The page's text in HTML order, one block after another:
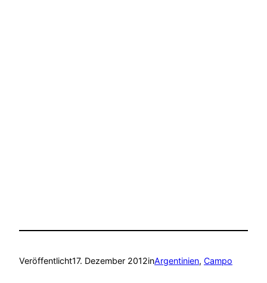
Veröffentlicht17. Dezember 2012inArgentinien, Campo